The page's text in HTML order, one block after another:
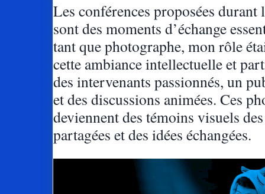
Les conférences proposées durant
sont des moments d’échange
tant que photographe, mon rôle
cette ambiance intellectuelle et
des intervenants passionnés, un
et des discussions animées. Ces
deviennent des témoins visuels
partagées et des idées échangées.